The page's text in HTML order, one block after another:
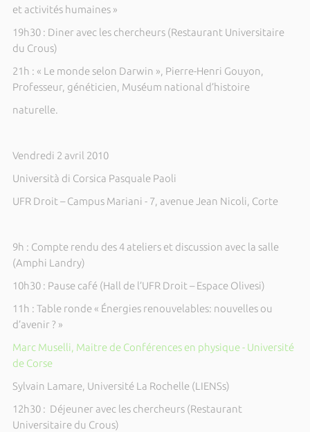
et activités humaines »
19h30 : Diner avec les chercheurs (Restaurant Universitaire
du Crous)
21h : « Le monde selon Darwin », Pierre-Henri Gouyon,
Professeur, généticien, Muséum national d’histoire
naturelle.
Vendredi 2 avril 2010
Università di Corsica Pasquale Paoli
UFR Droit – Campus Mariani - 7, avenue Jean Nicoli, Corte
9h : Compte rendu des 4 ateliers et discussion avec la salle
(Amphi Landry)
10h30 : Pause café (Hall de l’UFR Droit –EspaceOlivesi)
11h : Table ronde « Énergies renouvelables: nouvelles ou
d’avenir ? »
Marc Muselli, Maitre de Conférences en physique - Université
de Corse
Sylvain Lamare, Université La Rochelle (LIENSs)
12h30 : Déjeuner avec les chercheurs (Restaurant
Universitaire du Crous)